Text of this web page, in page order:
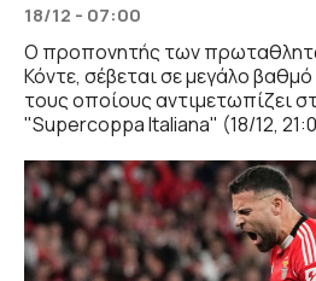
18/12 - 07:00
Ο προπονητής των
Κόντε, σέβεται σε μεγάλο
τους οποίους αντιμετωπίζει
"Supercoppa Italiana" (18/12,